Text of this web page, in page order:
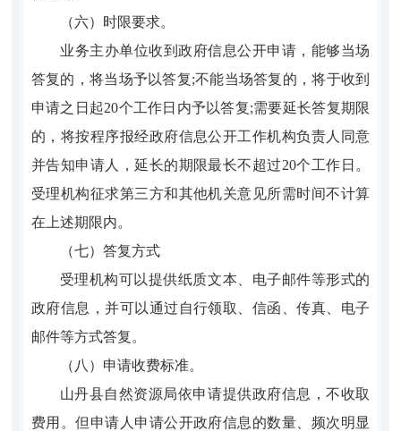
（六）时限要求。
业务主办单位收到政府信息公开申请，能够当场
答复的，将当场予以答复;不能当场答复的，将于收到
申请之日起20个工作日内予以答复;需要延长答复期限
的，将按程序报经政府信息公开工作机构负责人同意
并告知申请人，延长的期限最长不超过20个工作日。
受理机构征求第三方和其他机关意见所需时间不计算
在上述期限内。
（七）答复方式
受理机构可以提供纸质文本、电子邮件等形式的
政府信息，并可以通过自行领取、信函、传真、电子
邮件等方式答复。
（八）申请收费标准。
山丹县自然资源局依申请提供政府信息，不收取
费用。但申请人申请公开政府信息的数量、频次明显